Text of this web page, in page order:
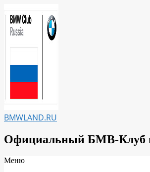
к
содержимому
BMWLAND.RU
Официальный БМВ-Клуб
Вторичное
Меню